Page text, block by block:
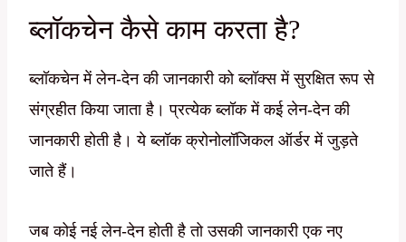
ब्लॉकचेन कैसे काम करता है?
ब्लॉकचेन में लेन-देन की जानकारी को ब्लॉक्स में सुरक्षित रूप से
संग्रहीत किया जाता है। प्रत्येक ब्लॉक में कई लेन-देन की
जानकारी होती है। ये ब्लॉक क्रोनोलॉजिकल ऑर्डर में जुड़ते
जाते हैं।
जब कोई नई लेन-देन होती है तो उसकी जानकारी एक नए